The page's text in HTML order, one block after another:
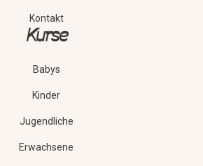
Kontakt
Kurse
Babys
Kinder
Jugendliche
Erwachsene